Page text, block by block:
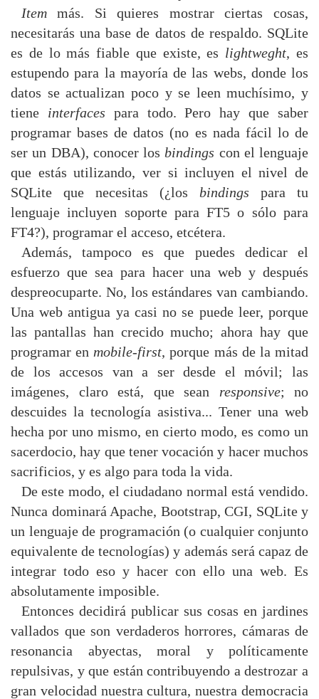
Itemmás. Si quieres mostrar ciertas cosas,
necesitarás una base de datos de respaldo. SQLite
es de lo más fiable que existe, es lightweght, es
estupendo para la mayoría de las webs, donde los
datos se actualizan poco y se leen muchísimo, y
tiene interfaces para todo. Pero hay que saber
programar bases de datos (no es nada fácil lo de
ser un DBA), conocer losbindings con el lenguaje
que estás utilizando, ver si incluyen el nivel de
SQLite que necesitas (¿los bindings para tu
lenguaje incluyen soporte para FT5 o sólo para
FT4?), programar el acceso, etcétera.
Además, tampoco es que puedes dedicar el
esfuerzo que sea para hacer una web y después
despreocuparte. No, los estándares van cambiando.
Una web antigua ya casi no se puede leer, porque
las pantallas han crecido mucho; ahora hay que
programar en mobile-first, porque más de la mitad
de los accesos van a ser desde el móvil; las
imágenes, claro está, que sean responsive; no
descuides la tecnología asistiva... Tener una web
hecha por uno mismo, en cierto modo, es como un
sacerdocio, hay que tener vocación y hacer muchos
sacrificios, y es algo para toda la vida.
De este modo, el ciudadano normal está vendido.
Nunca dominará Apache, Bootstrap, CGI, SQLite y
un lenguaje de programación (o cualquier conjunto
equivalente de tecnologías) y además será capaz de
integrar todo eso y hacer con ello una web. Es
absolutamente imposible.
Entonces decidirá publicar sus cosas en jardines
vallados que son verdaderos horrores, cámaras de
resonancia abyectas, moral y políticamente
repulsivas, y que están contribuyendo a destrozar a
gran velocidad nuestra cultura, nuestra democracia